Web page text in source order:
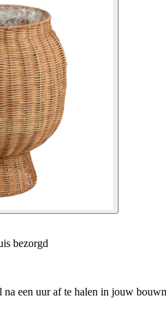
bezorgd
na een uur af te halen in jouw